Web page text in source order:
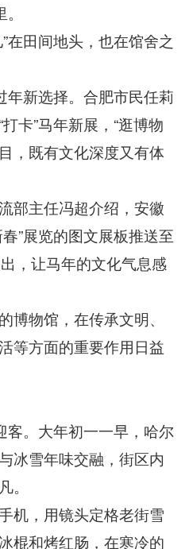
田间地头，也在馆舍之
新选择。合肥市民任莉
卡”马年新展，“逛博物
，既有文化深度又有体
主任冯超介绍，安徽
”展览的图文展板推送至
，让马年的文化气息感
物馆，在传承文明、
等方面的重要作用日益
。大年初一一早，哈尔
冰雪年味交融，街区内
。
，用镜头定格老街雪
棍和烤红肠，在寒冷的